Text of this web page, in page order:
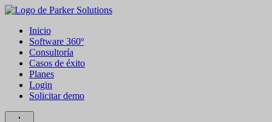
Inicio
Software 360º
Consultoría
Casos de éxito
Planes
Login
Solicitar demo